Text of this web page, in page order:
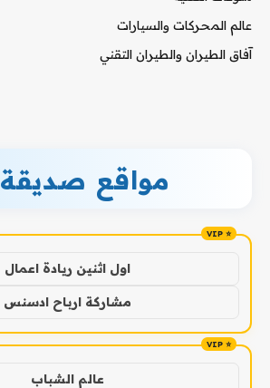
عالم المحركات والسيارات
آفاق الطيران والطيران التقني
مواقع صديقة
اول اثنين ريادة اعمال
مشاركة ارباح ادسنس
عالم الشباب